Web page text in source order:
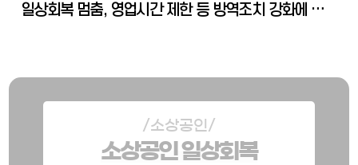
일상회복 멈춤, 영업시간 제한 등 방역조치 강화에 따른 매출감소 저신용 소상공인의 피해회복 긴급지원을 위해 특별융자를 지원합니다.
/소상공인/
소상공인 일상회복